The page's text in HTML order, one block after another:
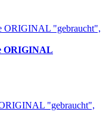
ORIGINAL